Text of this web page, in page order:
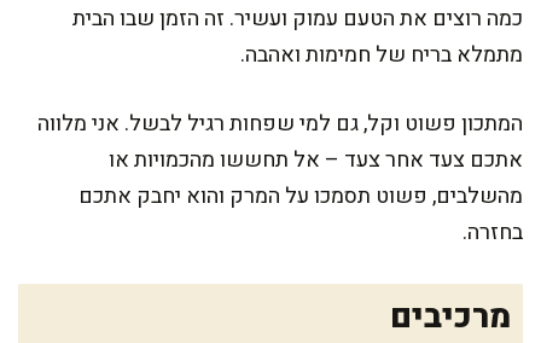
כמה רוצים את הטעם עמוק ועשיר. זה הזמן שבו הבית
מתמלא בריח של חמימות ואהבה.
המתכון פשוט וקל, גם למי שפחות רגיל לבשל. אני מלווה
אתכם צעד אחר צעד – אל תחששו מהכמויות או
מהשלבים, פשוט תסמכו על המרק והוא יחבק אתכם
בחזרה.
מרכיבים